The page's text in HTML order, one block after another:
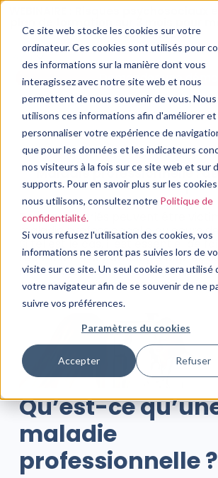
Ce site web stocke les cookies sur votre
ordinateur. Ces cookies sont utilisés pour
des informations sur la manière dont vous
interagissez avec notre site web et nous
permettent de nous souvenir de vous. Nous
utilisons ces informations afin d'améliorer
personnaliser votre expérience de
que pour les données et les indicateurs
nos visiteurs à la fois sur ce site web et sur
supports. Pour en savoir plus sur les
nous utilisons, consultez notre Politique de
confidentialité.
Si vous refusez l'utilisation des cookies, vos
informations ne seront pas suivies lors de
visite sur ce site. Un seul cookie sera utilisé
votre navigateur afin de se souvenir de ne
suivre vos préférences.
Paramètres du cookies
Accepter Refuser
WEBINAIRE : Risques
plan de formation sur 3 mois pour
voir le replay
Demander une démo
QVT/RPS
Maladie professionnelle :
reconnaissance et
1 mars, 2022
Tous les salariés peuvent être
maladie professionnelle au cours
Si tel est le cas, il est essentiel de
reconnaître la pathologie auprès
Maladie. Les entreprises, quant à
anticiper les risques pour
Qu’est-ce
maladie
professionnelle ?